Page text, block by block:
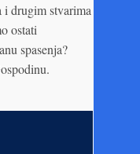
i drugim stvarima
ostati
spasenja?